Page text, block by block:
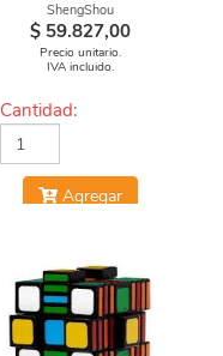
ShengShou
$ 59.827,00
Precio unitario.
IVA incluido.
Cantidad:
Agregar